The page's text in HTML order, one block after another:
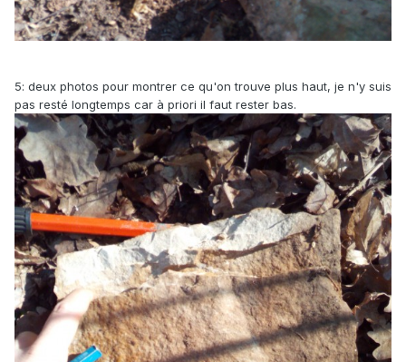
5: deux photos pour montrer ce qu'on trouve plus haut, je n'y suis
pas resté longtemps car à priori il faut rester bas.